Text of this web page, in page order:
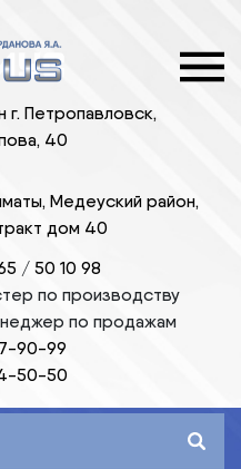
г. Петропавловск,
40
Медеуский район,
дом 40
/ 50 10 98
по производству
по продажам
90-99
50-50